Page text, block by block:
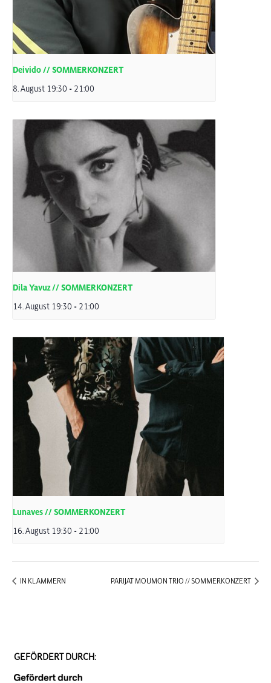
Deivido // SOMMERKONZERT
8. August 19:30 - 21:00
Dila Yavuz // SOMMERKONZERT
14. August 19:30 - 21:00
Lunaves // SOMMERKONZERT
16. August 19:30 - 21:00
IN KLAMMERN PARIJAT MOUMON TRIO // SOMMERKONZERT
GEFÖRDERT DURCH: